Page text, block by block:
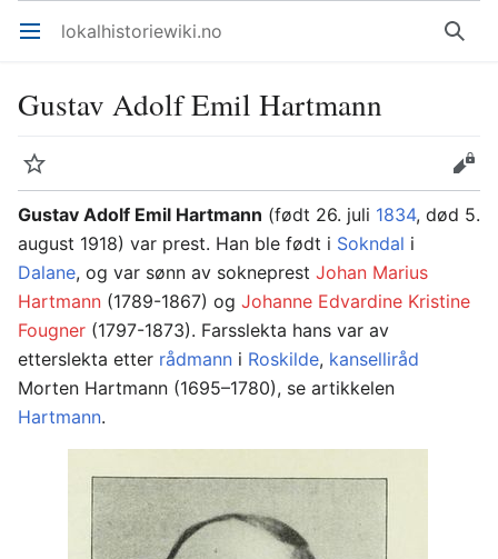
Åpne hovedmenyen lokalhistoriewiki.no Søk
Gustav Adolf Emil Hartmann
Overvåk
Rediger
Gustav Adolf Emil Hartmann (født 26. juli 1834, død 5.
august 1918) var prest. Han ble født i Sokndal i
Dalane, og var sønn av sokneprest Johan Marius
Hartmann (1789-1867) og Johanne Edvardine Kristine
Fougner (1797-1873). Farsslekta hans var av
etterslekta etter rådmann i Roskilde, kanselliråd
Morten Hartmann (1695–1780), se artikkelen
Hartmann.